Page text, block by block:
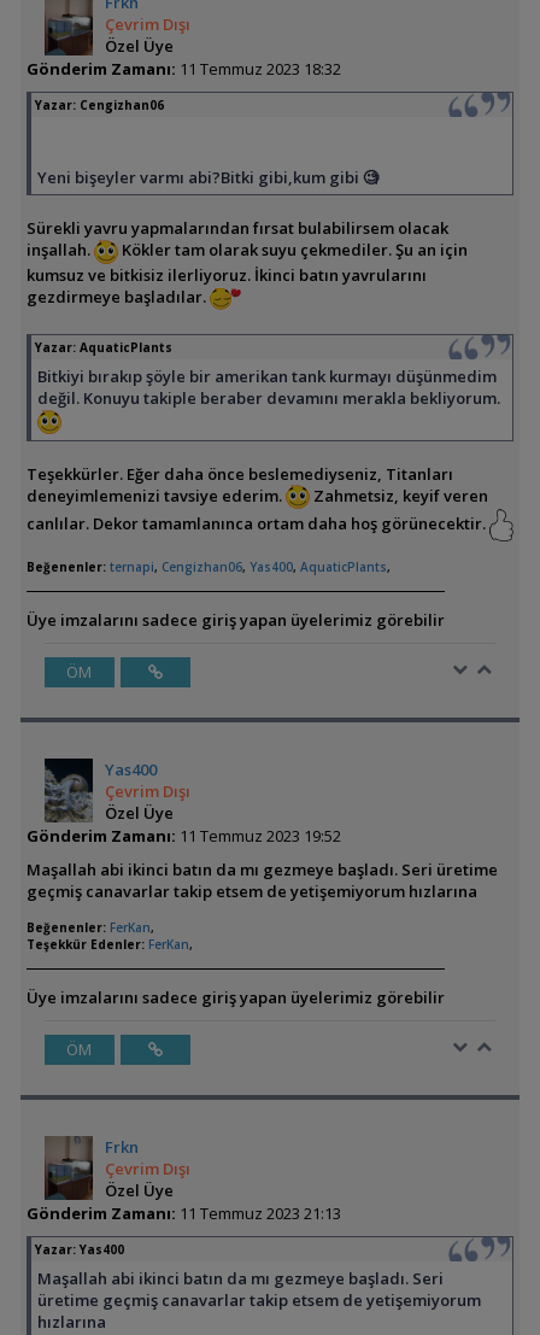
Çevrim Dışı
Özel Üye
Gönderim Zamanı: 11 Temmuz 2023 18:32
Yazar: Cengizhan06
Yeni bişeyler varmı abi?Bitki gibi,kum gibi 🧐
Sürekli yavru yapmalarından fırsat bulabilirsem olacak
inşallah.
Kökler tam olarak suyu çekmediler. Şu an için
kumsuz ve bitkisiz ilerliyoruz. İkinci batın yavrularını
gezdirmeye başladılar.
Yazar: AquaticPlants
Bitkiyi bırakıp şöyle bir amerikan tank kurmayı düşünmedim
değil. Konuyu takiple beraber devamını merakla bekliyorum.
Teşekkürler. Eğer daha önce beslemediyseniz, Titanları
deneyimlemenizi tavsiye ederim.
Zahmetsiz, keyif veren
canlılar. Dekor tamamlanınca ortam daha hoş görünecektir.
Beğenenler: ternapi, Cengizhan06, Yas400, AquaticPlants,
Üye imzalarını sadece giriş yapan üyelerimiz görebilir
ÖM
Yas400
Çevrim Dışı
Özel Üye
Gönderim Zamanı: 11 Temmuz 2023 19:52
Maşallah abi ikinci batın da mı gezmeye başladı. Seri üretime
geçmiş canavarlar takip etsem de yetişemiyorum hızlarına
Beğenenler: FerKan,
Teşekkür Edenler: FerKan,
Üye imzalarını sadece giriş yapan üyelerimiz görebilir
ÖM
Frkn
Çevrim Dışı
Özel Üye
Gönderim Zamanı: 11 Temmuz 2023 21:13
Yazar: Yas400
Maşallah abi ikinci batın da mı gezmeye başladı. Seri
üretime geçmiş canavarlar takip etsem de yetişemiyorum
hızlarına